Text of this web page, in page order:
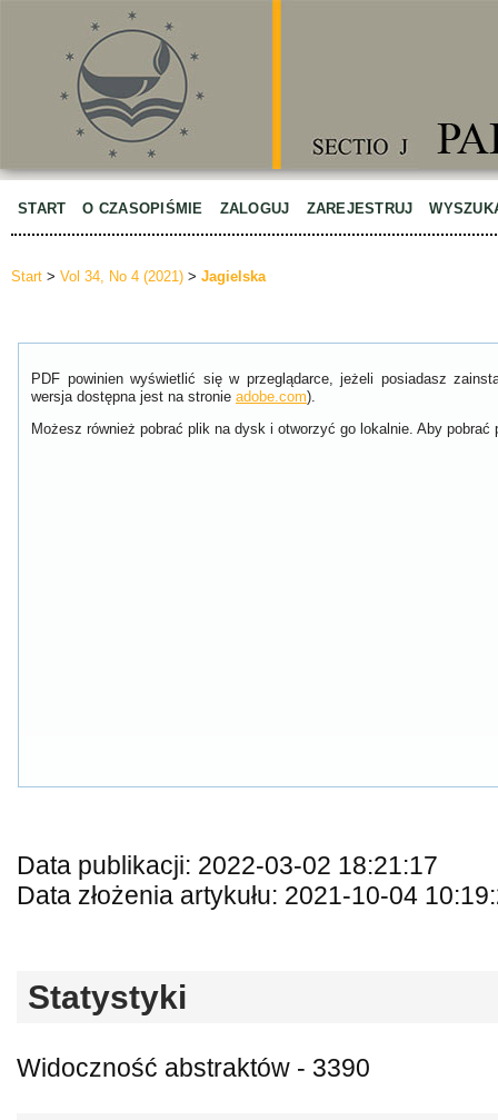
START O CZASOPIŚMIE ZALOGUJ ZAREJESTRUJ
Start > Vol 34, No 4 (2021) > Jagielska
PDF powinien wyświetlić się w przeglądarce, jeżeli posiadasz
wersja dostępna jest na stronie adobe.com).
Możesz również pobrać plik na dysk i otworzyć go lokalnie. Aby
Data publikacji: 2022-03-02 18:21:17
Data złożenia artykułu: 2021-10-04
Statystyki
Widoczność abstraktów - 3390